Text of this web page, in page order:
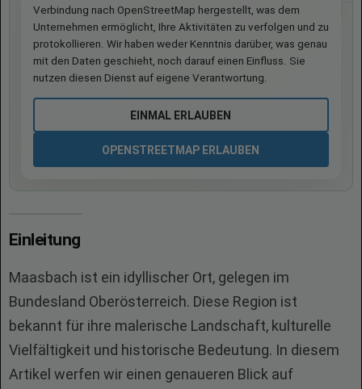
Verbindung nach OpenStreetMap hergestellt, was dem
Unternehmen ermöglicht, Ihre Aktivitäten zu verfolgen und zu
protokollieren. Wir haben weder Kenntnis darüber, was genau
mit den Daten geschieht, noch darauf einen Einfluss. Sie
nutzen diesen Dienst auf eigene Verantwortung.
EINMAL ERLAUBEN
OPENSTREETMAP ERLAUBEN
Einleitung
Maasbach ist ein idyllischer Ort, gelegen im
Bundesland Oberösterreich. Diese Region ist
bekannt für ihre malerische Landschaft, kulturelle
Vielfältigkeit und historische Bedeutung. In diesem
Artikel werfen wir einen genaueren Blick auf